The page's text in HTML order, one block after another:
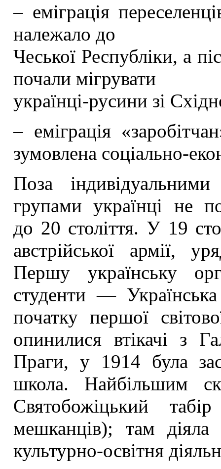
– еміграція
належало до
Чеської Республіки, а
почали мігрувати
українці-русини зі
– еміграція
зумовлена соціально-
Поза
групами українці не
до 20 століття. У 19
австрійської армії,
Першу українську
студенти —
початку першої
опинилися втікачі з
Праги, у 1914 була
школа. Найбільшим
Святобожіцький
мешканців); там діяла
культурно-освітня